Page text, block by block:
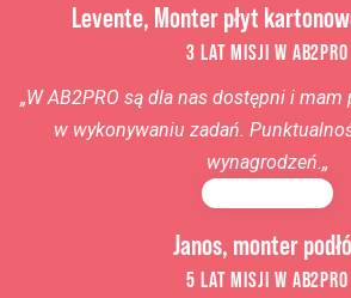
Levente, Monter płyt
3 LAT MISJI W AB2PRO
„W AB2PRO są dla nas dostępni i mam
w wykonywaniu zadań.
wynagrodzeń.„
Janos, monter
5 LAT MISJI W AB2PRO